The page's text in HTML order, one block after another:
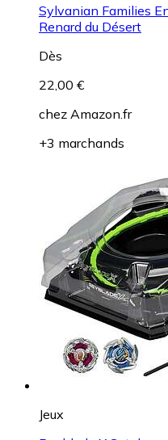
Sylvanian Families
Renard du Désert
Dès
22,00 €
chez Amazon.fr
+3 marchands
Jeux